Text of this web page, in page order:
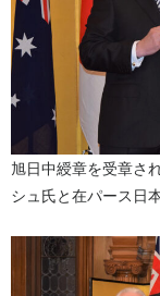
旭日中綬章を受章さ
シュ氏と在パース日